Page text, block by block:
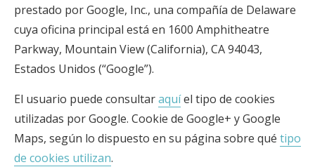
prestado por Google, Inc., una compañía de Delaware
cuya oficina principal está en 1600 Amphitheatre
Parkway, Mountain View (California), CA 94043,
Estados Unidos (“Google”).
El usuario puede consultaraquíel tipo de cookies
utilizadas por Google. Cookie de Google+ y Google
Maps, según lo dispuesto en su página sobre qué tipo
de cookies utilizan.